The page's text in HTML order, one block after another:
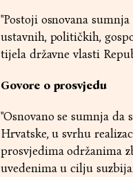
"Postoji osnovana
ustavnih, političkih,
tijela državne vlasti
Govore o prosvjedu
"Osnovano se sumnja
Hrvatske, u svrhu
prosvjedima održanima
uvedenima u cilju